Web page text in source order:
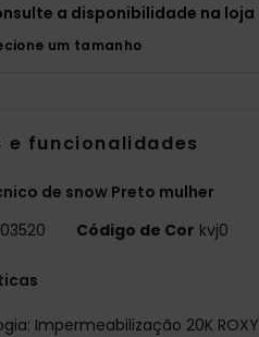
a disponibilidade na loja
um tamanho
e funcionalidades
de snow Preto mulher
Código de Cor kvj0
Impermeabilização 20K